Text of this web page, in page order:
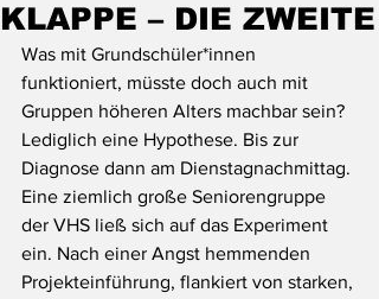
KLAPPE – DIE ZWEITE
Was mit Grundschüler*innen
funktioniert, müsste doch auch mit
Gruppen höheren Alters machbar sein?
Lediglich eine Hypothese. Bis zur
Diagnose dann am Dienstagnachmittag.
Eine ziemlich große Seniorengruppe
der VHS ließ sich auf das Experiment
ein. Nach einer Angst hemmenden
Projekteinführung, flankiert von starken,